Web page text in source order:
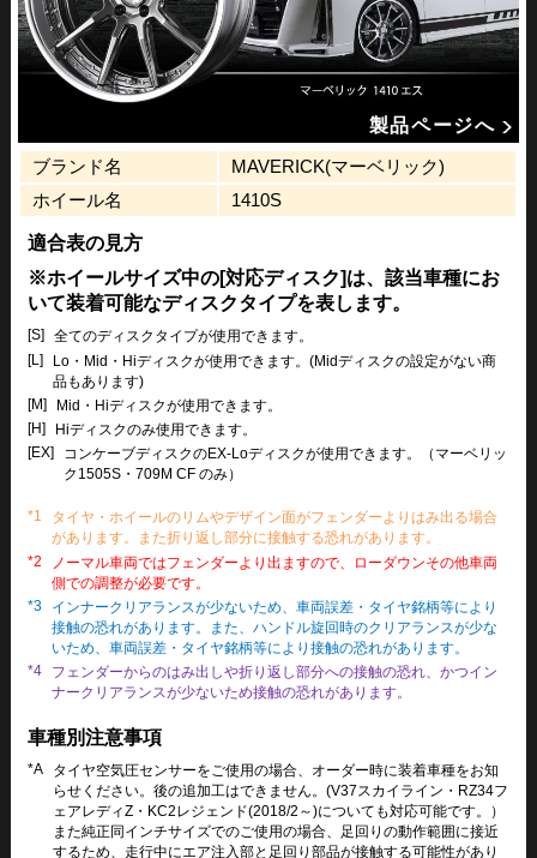
製品ページへ
ブランド名
MAVERICK(マーベリック)
ホイール名
1410S
適合表の見方
※ホイールサイズ中の[対応ディスク]は、該当車種にお
いて装着可能なディスクタイプを表します。
[S]
全てのディスクタイプが使用できます。
[L]
Lo・Mid・Hiディスクが使用できます。(Midディスクの設定がない商
品もあります)
[M]
Mid・Hiディスクが使用できます。
[H]
Hiディスクのみ使用できます。
[EX]
コンケーブディスクのEX-Loディスクが使用できます。（マーベリッ
ク1505S・709M CF のみ）
*1
タイヤ・ホイールのリムやデザイン面がフェンダーよりはみ出る場合
があります。また折り返し部分に接触する恐れがあります。
*2
ノーマル車両ではフェンダーより出ますので、ローダウンその他車両
側での調整が必要です。
*3
インナークリアランスが少ないため、車両誤差・タイヤ銘柄等により
接触の恐れがあります。また、ハンドル旋回時のクリアランスが少な
いため、車両誤差・タイヤ銘柄等により接触の恐れがあります。
*4
フェンダーからのはみ出しや折り返し部分への接触の恐れ、かつイン
ナークリアランスが少ないため接触の恐れがあります。
車種別注意事項
*A
タイヤ空気圧センサーをご使用の場合、オーダー時に装着車種をお知
らせください。後の追加工はできません。(V37スカイライン・RZ34フ
ェアレディZ・KC2レジェンド(2018/2～)についても対応可能です。）
また純正同インチサイズでのご使用の場合、足回りの動作範囲に接近
するため、走行中にエア注入部と足回り部品が接触する可能性があり